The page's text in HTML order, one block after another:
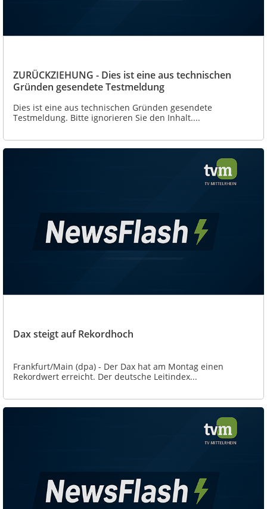
ZURÜCKZIEHUNG - Dies ist eine aus technischen
Gründen gesendete Testmeldung
Dies ist eine aus technischen Gründen gesendete
Testmeldung. Bitte ignorieren Sie den Inhalt....
Dax steigt auf Rekordhoch
Frankfurt/Main (dpa) - Der Dax hat am Montag einen
Rekordwert erreicht. Der deutsche Leitindex...